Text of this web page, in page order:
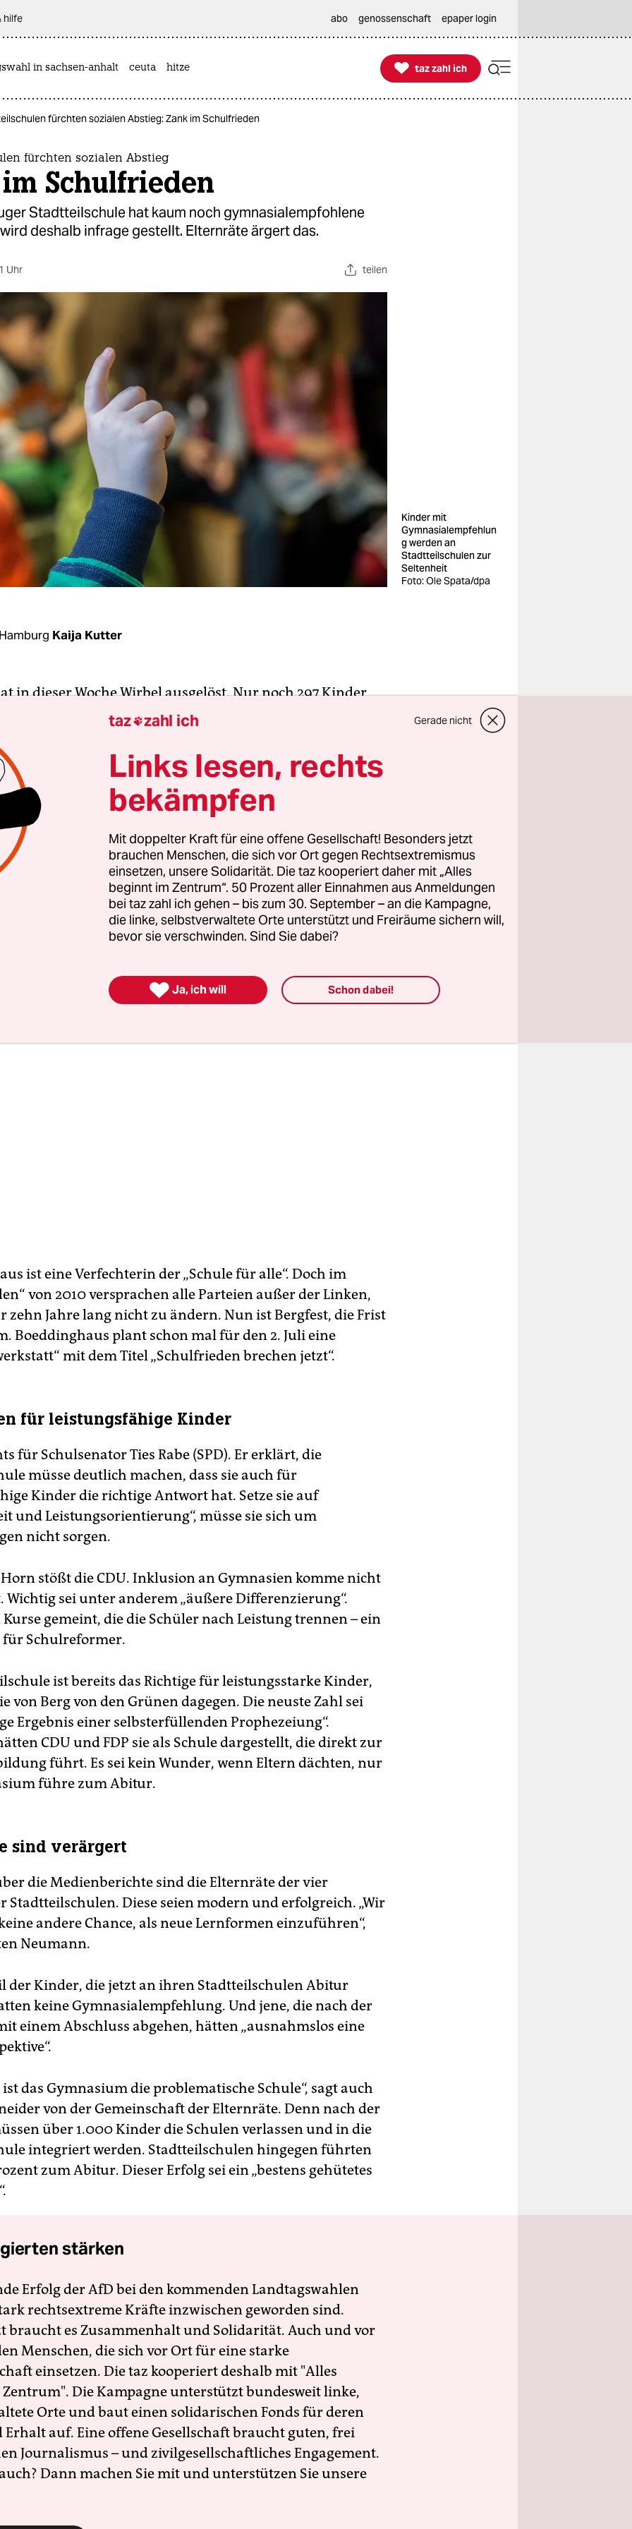
hilfe abo genossenschaft epaper login
in sachsen-anhalt ceuta hitze 
taz zahl ich
taz zahl ich
fürchten sozialen Abstieg: Zank im Schulfrieden
fürchten sozialen Abstieg
Schulfrieden
Stadtteilschule hat kaum noch gymnasialempfohlene
deshalb infrage gestellt. Elternräte ärgert das.
Uhr teilen
Kinder mit
Gymnasialempfehlun
g werden an
Stadtteilschulen zur
Seltenheit
Foto: Ole Spata/dpa
Kaija Kutter
in dieser Woche Wirbel ausgelöst. Nur noch 297 Kinder
sind unter den rund 5.800 Kindern der
der Hamburger Stadtteilschulen. „Wir müssen
dass unsere Stadtteilschulen nicht zu neuen
werden“, sagte die CDU-Politikerin Karin Prien im
Abendblatt
. Habe eine Schule keine Schüler mit
führe das „zwangsläufig zu einem Qualitätsverlust“.
Streit wieder da, wie jedes Jahr zur Anmeldezeit. 54
Eltern schicken ihr Kind aufs Gymnasien. Auf die
die auch für Inklusion und Flüchtlinge zuständig
die übrigen. „Das Konstrukt ‚Zwei-Säulen-Modell‘ ist
sagt die Schulpolitikerin Sabine Boeddinghaus (Die Linke).
„sozialen Abstieg“.
ist eine Verfechterin der „Schule für alle“. Doch im
von 2010 versprachen alle Parteien außer der Linken,
zehn Jahre lang nicht zu ändern. Nun ist Bergfest, die Frist
Boeddinghaus plant schon mal für den 2. Juli eine
mit dem Titel „Schulfrieden brechen jetzt“.
für leistungsfähige Kinder
für Schulsenator Ties Rabe (SPD). Er erklärt, die
müsse deutlich machen, dass sie auch für
Kinder die richtige Antwort hat. Setze sie auf
und Leistungsorientierung“, müsse sie sich um
nicht sorgen.
stößt die CDU. Inklusion an Gymnasien komme nicht
Wichtig sei unter anderem „äußere Differenzierung“.
gemeint, die die Schüler nach Leistung trennen – ein
für Schulreformer.
ist bereits das Richtige für leistungsstarke Kinder,
von Berg von den Grünen dagegen. Die neuste Zahl sei
Ergebnis einer selbsterfüllenden Prophezeiung“.
CDU und FDP sie als Schule dargestellt, die direkt zur
führt. Es sei kein Wunder, wenn Eltern dächten, nur
führe zum Abitur.
sind verärgert
die Medienberichte sind die Elternräte der vier
Stadtteilschulen. Diese seien modern und erfolgreich. „Wir
andere Chance, als neue Lernformen einzuführen“,
Neumann.
der Kinder, die jetzt an ihren Stadtteilschulen Abitur
keine Gymnasialempfehlung. Und jene, die nach der
einem Abschluss abgehen, hätten „ausnahmslos eine
das Gymnasium die problematische Schule“, sagt auch
von der Gemeinschaft der Elternräte. Denn nach der
über 1.000 Kinder die Schulen verlassen und in die
integriert werden. Stadtteilschulen hingegen führten
zum Abitur. Dieser Erfolg sei ein „bestens gehütetes
stärken
Erfolg der AfD bei den kommenden Landtagswahlen
rechtsextreme Kräfte inzwischen geworden sind.
braucht es Zusammenhalt und Solidarität. Auch und vor
Menschen, die sich vor Ort für eine starke
einsetzen. Die taz kooperiert deshalb mit "Alles
Die Kampagne unterstützt bundesweit linke,
Orte und baut einen solidarischen Fonds für deren
Erhalt auf. Eine offene Gesellschaft braucht guten, frei
Journalismus – und zivilgesellschaftliches Engagement.
Dann machen Sie mit und unterstützen Sie unsere
taz zahl ich Gerade nicht
Links lesen, rechts
bekämpfen
Mit doppelter Kraft für eine offene Gesellschaft! Besonders jetzt
brauchen Menschen, die sich vor Ort gegen Rechtsextremismus
einsetzen, unsere Solidarität. Die taz kooperiert daher mit „Alles
beginnt im Zentrum“. 50 Prozent aller Einnahmen aus Anmeldungen
bei taz zahl ich gehen – bis zum 30. September – an die Kampagne,
die linke, selbstverwaltete Orte unterstützt und Freiräume sichern will,
bevor sie verschwinden. Sind Sie dabei?
 Ja, ich will Schon dabei!